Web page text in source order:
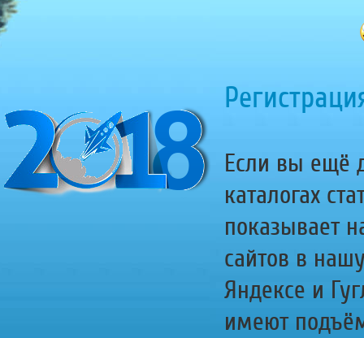
Если вы ещё
каталогах
показывает
сайтов в
Яндексе и
имеют